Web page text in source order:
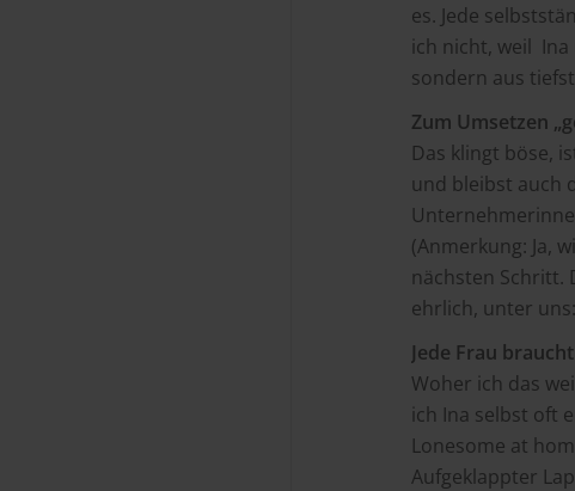
es. Jede
ich nicht, weil
sondern aus
Zum Umsetzen
Das klingt böse,
und bleibst auch
(Anmerkung: Ja,
nächsten Schritt.
ehrlich, unter
Jede Frau
Woher ich das
ich Ina selbst oft
Lonesome at
Aufgeklappter